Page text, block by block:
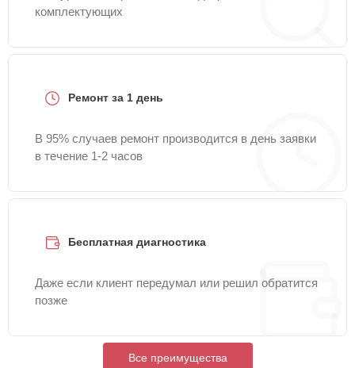
комплектующих
Ремонт за 1 день
В 95% случаев ремонт производится в день заявки
в течение 1-2 часов
Бесплатная диагностика
Даже если клиент передумал или решил обратится
позже
Все преимущества